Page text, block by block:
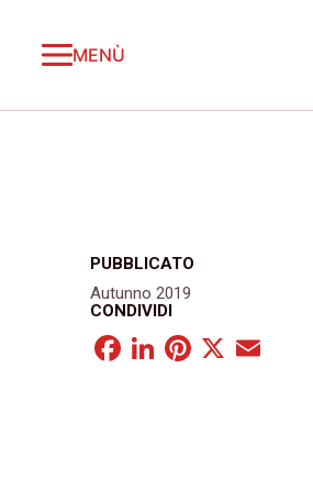
MENÙ
PUBBLICATO
Autunno 2019
CONDIVIDI
Facebook
LinkedIn
Pinterest
X